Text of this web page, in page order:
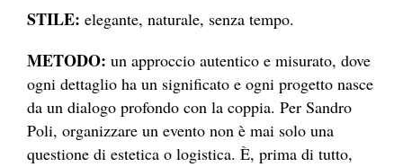
STILE: elegante, naturale, senza tempo.
METODO: un approccio autentico e misurato, dove
ogni dettaglio ha un significato e ogni progetto nasce
da un dialogo profondo con la coppia. Per Sandro
Poli, organizzare un evento non è mai solo una
questione di estetica o logistica. È, prima di tutto,